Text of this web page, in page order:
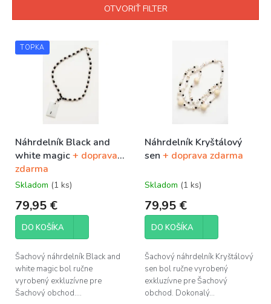
i
p
r
o
v
OTVORIŤ FILTER
V
ý
d
u
k
t
o
v
TOPKA
Náhrdelník Black and
white magic+ doprava
zdarma
Skladom (1 ks)
79,95 €
DO KOŠÍKA
Šachový náhrdelník Black and
white magic bol ručne
vyrobený exkluzívne pre
Šachový obchod....
Náhrdelník Kryštálový
sen + doprava zdarma
Skladom (1 ks)
79,95 €
DO KOŠÍKA
Šachový náhrdelník Kryštálový
sen bol ručne vyrobený
exkluzívne pre Šachový
obchod. Dokonalý...